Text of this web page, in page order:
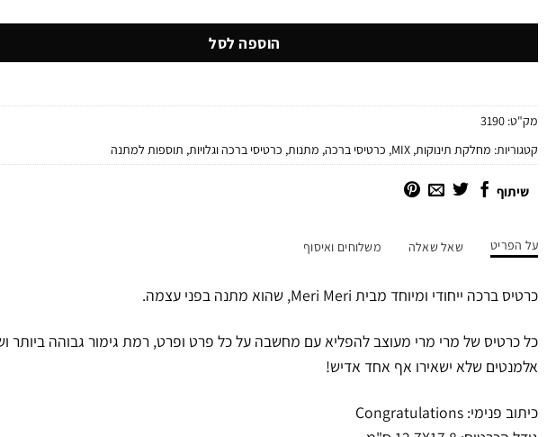
הוספה לסל
מק"ט: 3190
קטגוריות: מחלקת תינוקות,
MIX
, כרטיסי ברכה, מתנות, כרטיסי ברכה וגלויות, תוספות למתנה
שיתוף
על הפריט שאל שאלה משלוחים ואיסוף
כרטיס ברכה ייחודי ומיוחד מבית Meri Meri, שהוא מתנה בפני עצמה.
כל כרטיס של מרי מרי מעוצב להפליא עם מחשבה על כל פרט ופרט, רמת גימור גבוהה ביותר
אלמנטים שלא ישאירו אף אחד אדיש!
כיתוב פנימי: Congratulations